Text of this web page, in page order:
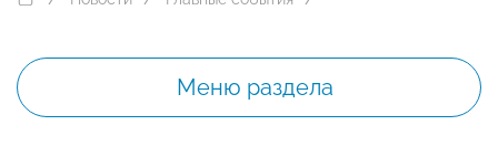
Меню раздела